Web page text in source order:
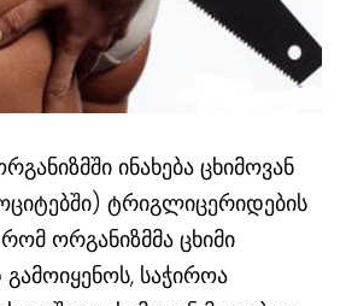
ინახება ცხიმოვან
ტრიგლიცერიდების
ორგანიზმმა ცხიმი
საჭიროა